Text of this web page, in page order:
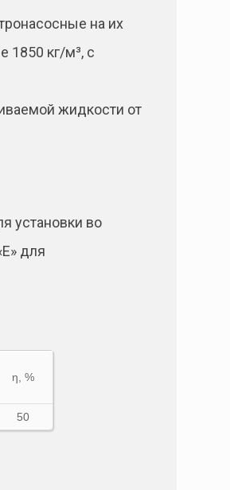
на их
1850 кг/м³, с
жидкости от
установки во
для
η, %
50